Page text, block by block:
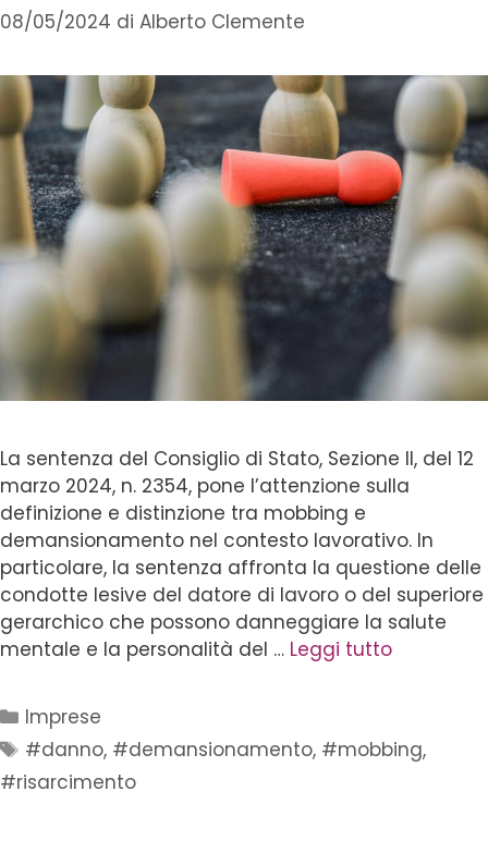
08/05/2024 di Alberto Clemente
La sentenza del Consiglio di Stato, Sezione II, del 12
marzo 2024, n. 2354, pone l’attenzione sulla
definizione e distinzione tra mobbing e
demansionamento nel contesto lavorativo. In
particolare, la sentenza affronta la questione delle
condotte lesive del datore di lavoro o del superiore
gerarchico che possono danneggiare la salute
mentale e la personalità del … Leggi tutto
Imprese
#danno, #demansionamento, #mobbing,
#risarcimento